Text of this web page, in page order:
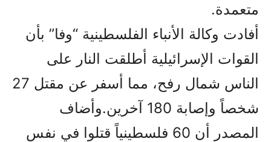
متعمدة.
أفادت وكالة الأنباء الفلسطينية “وفا” بأن
القوات الإسرائيلية أطلقت النار على
الناس شمال رفح، مما أسفر عن مقتل 27
شخصاً وإصابة 180 آخرين.وأضاف
المصدر أن 60 فلسطينياً قتلوا في نفس